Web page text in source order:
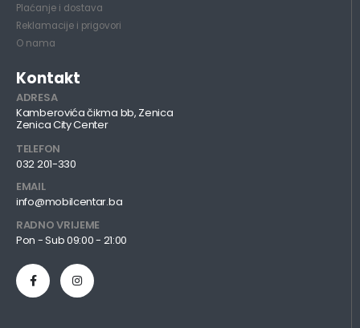
Plaćanje i dostava
Reklamacije i prigovori
O nama
Kontakt
ADRESA
Kamberovića čikma bb, Zenica
Zenica City Center
TELEFON
032 201-330
EMAIL
info@mobilcentar.ba
RADNO VRIJEME
Pon - Sub 09:00 - 21:00